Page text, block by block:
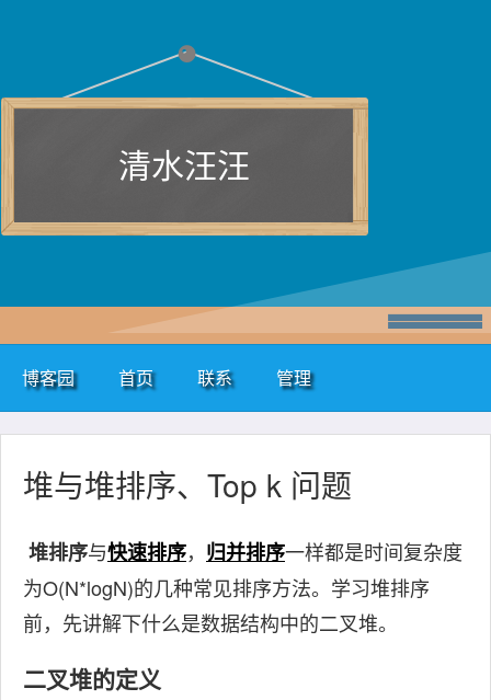
清水汪汪
博客园 首页 联系 管理
堆与堆排序、Top k 问题
堆排序与快速排序， 归并排序一样都是时间复杂度
为O(N*logN)的几种常见排序方法。学习堆排序
前，先讲解下什么是数据结构中的二叉堆。
二叉堆的定义